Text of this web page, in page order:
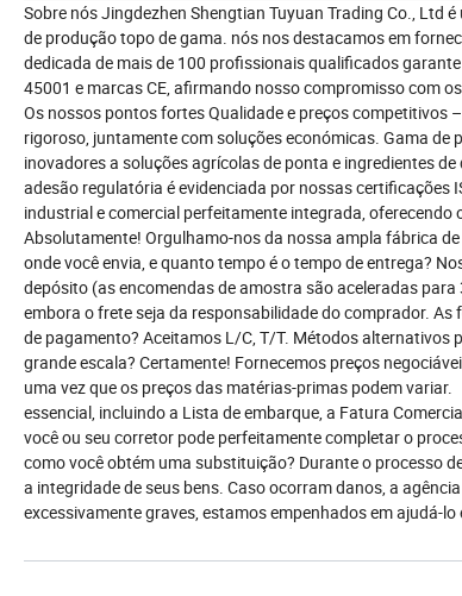
Sobre nós Jingdezhen Shengtian Tuyuan Trading Co., Ltd
de produção topo de gama. nós nos destacamos em
dedicada de mais de 100 profissionais qualificados
45001 e marcas CE, afirmando nosso compromisso com
Os nossos pontos fortes Qualidade e preços competitivos
rigoroso, juntamente com soluções económicas. Gama
inovadores a soluções agrícolas de ponta e ingredientes
adesão regulatória é evidenciada por nossas certificações
industrial e comercial perfeitamente integrada,
Absolutamente! Orgulhamo-nos da nossa ampla fábrica
onde você envia, e quanto tempo é o tempo de entrega?
depósito (as encomendas de amostra são aceleradas
embora o frete seja da responsabilidade do comprador.
de pagamento? Aceitamos L/C, T/T. Métodos alternativos
grande escala? Certamente! Fornecemos preços
uma vez que os preços das matérias-primas podem
essencial, incluindo a Lista de embarque, a Fatura
você ou seu corretor pode perfeitamente completar o
como você obtém uma substituição? Durante o processo
a integridade de seus bens. Caso ocorram danos, a
excessivamente graves, estamos empenhados em ajudá-